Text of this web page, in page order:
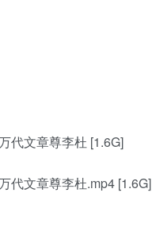
文章尊李杜 [1.6G]
文章尊李杜.mp4 [1.6G]